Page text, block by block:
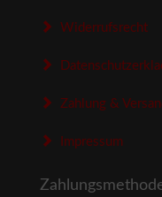
Widerrufsrecht
Zahlung &
Impressum